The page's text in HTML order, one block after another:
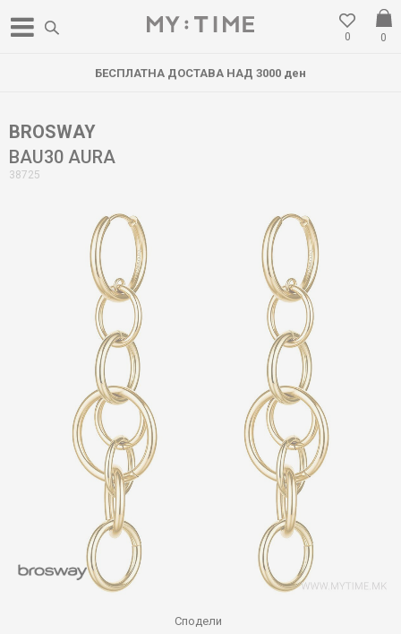
0
0
БЕСПЛАТНА ДОСТАВА НАД 3000 ден
BROSWAY
BAU30 AURA
38725
Сподели